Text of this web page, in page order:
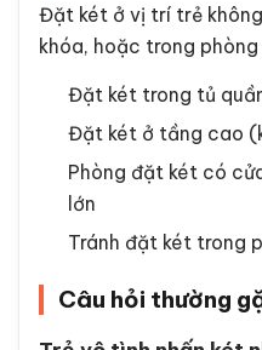
Đặt két ở vị trí trẻ
khóa, hoặc trong
Đặt két trong tủ
Đặt két ở tầng cao
Phòng đặt két có
lớn
Tránh đặt két trong
Câu hỏi thường